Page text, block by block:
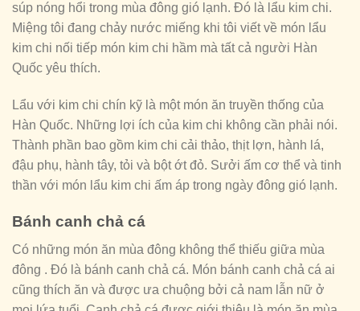
súp nóng hổi trong mùa đông gió lạnh. Đó là lẩu kim chi.
Miệng tôi đang chảy nước miếng khi tôi viết về món lẩu
kim chi nối tiếp món kim chi hầm mà tất cả người Hàn
Quốc yêu thích.
Lẩu với kim chi chín kỹ là một món ăn truyền thống của
Hàn Quốc. Những lợi ích của kim chi không cần phải nói.
Thành phần bao gồm kim chi cải thảo, thịt lợn, hành lá,
đậu phụ, hành tây, tỏi và bột ớt đỏ. Sưởi ấm cơ thể và tinh
thần với món lẩu kim chi ấm áp trong ngày đông gió lạnh.
Bánh canh chả cá
Có những món ăn mùa đông không thể thiếu giữa mùa
đông . Đó là bánh canh chả cá. Món bánh canh chả cá ai
cũng thích ăn và được ưa chuộng bởi cả nam lẫn nữ ở